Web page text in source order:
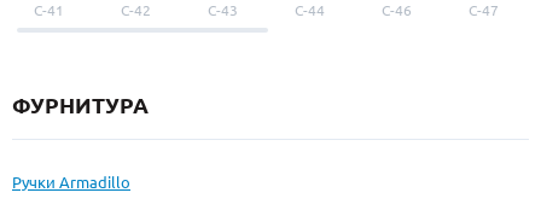
С-41 С-42 С-43 С-44 С-46 С-47
ФУРНИТУРА
Ручки Armadillo